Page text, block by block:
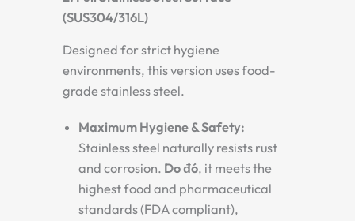
(SUS304/316L)
Designed for strict hygiene
environments, this version uses food-
grade stainless steel.
Maximum Hygiene & Safety:
Stainless steel naturally resists rust
and corrosion. Do đó, it meets the
highest food and pharmaceutical
standards (FDA compliant),